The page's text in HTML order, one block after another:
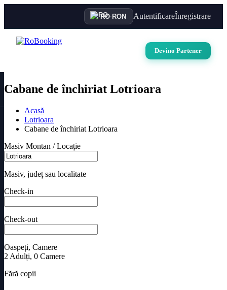
RO·RON AutentificareÎnregistrare
Devino Partener
Cabane de închiriat Lotrioara
Acasă
Lotrioara
Cabane de închiriat Lotrioara
Masiv Montan / Locație
Masiv, județ sau localitate
Check-in
Check-out
Oaspeți, Camere
2 Adulți, 0 Camere
Fără copii